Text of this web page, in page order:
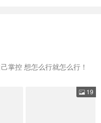
掌控 想怎么行就怎么行！
19